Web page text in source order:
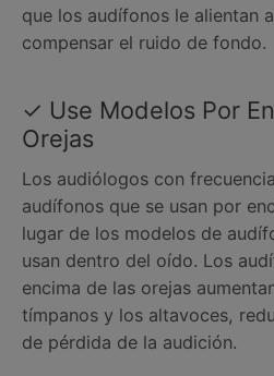
que los audífonos le alientan
compensar el ruido de fondo.
✓ Use Modelos Por
Orejas
Los audiólogos con
audífonos que se usan por
lugar de los modelos de
usan dentro del oído. Los
encima de las orejas
tímpanos y los altavoces,
de pérdida de la audición.